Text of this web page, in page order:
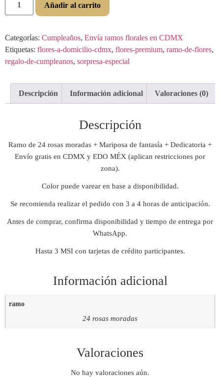
Añadir al carrito
Categorías: Cumpleaños, Envía ramos florales en CDMX
Etiquetas: flores-a-domicilio-cdmx, flores-premium, ramo-de-flores,
regalo-de-cumpleanos, sorpresa-especial
Descripción Información adicional Valoraciones (0)
Descripción
Ramo de 24 rosas moradas + Mariposa de fantasía + Dedicatoria +
Envío gratis en CDMX y EDO MÉX (aplican restricciones por
zona).
Color puede varear en base a disponibilidad.
Se recomienda realizar el pedido con 3 a 4 horas de anticipación.
Antes de comprar, confirma disponibilidad y tiempo de entrega por
WhatsApp.
Hasta 3 MSI con tarjetas de crédito participantes.
Información adicional
ramo
24 rosas moradas
Valoraciones
No hay valoraciones aún.